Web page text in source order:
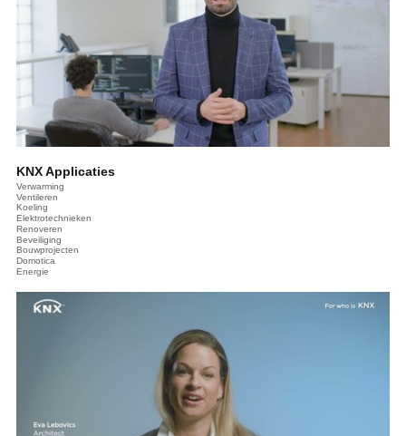
KNX Applicaties
Verwarming
Ventileren
Koeling
Elektrotechnieken
Renoveren
Beveiliging
Bouwprojecten
Domotica
Energie